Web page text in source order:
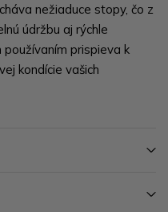
nežiaduce stopy, čo z
údržbu aj rýchle
prispieva k
kondície vašich